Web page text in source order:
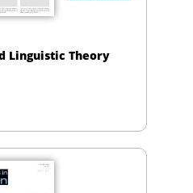
Linguistic Theory